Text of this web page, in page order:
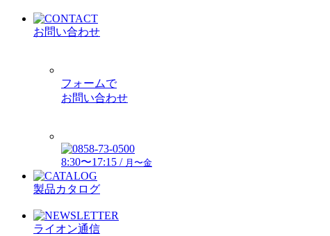
お問い合わせ
フォームで
お問い合わせ
8:30〜17:15 / 月〜金
製品カタログ
ライオン通信